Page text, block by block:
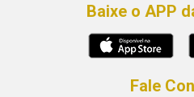
Baixe o APP
Fale